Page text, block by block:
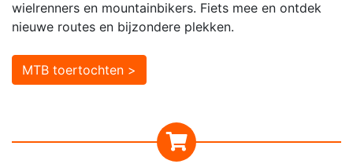
wielrenners en mountainbikers. Fiets mee en ontdek
nieuwe routes en bijzondere plekken.
MTB toertochten >